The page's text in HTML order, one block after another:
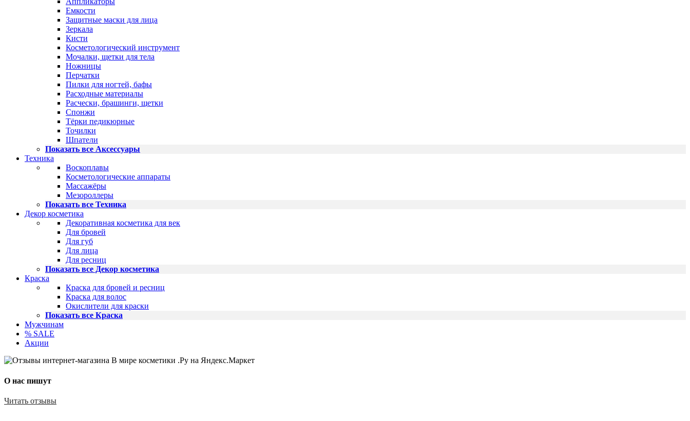
Емкости
Защитные маски для лица
Зеркала
Кисти
Косметологический инструмент
Мочалки, щетки для тела
Ножницы
Перчатки
Пилки для ногтей, бафы
Расходные материалы
Расчески, брашинги, щетки
Спонжи
Тёрки педикюрные
Точилки
Шпатели
Показать все Аксессуары
Техника
Воскоплавы
Косметологические аппараты
Массажёры
Мезороллеры
Показать все Техника
Декор косметика
Декоративная косметика для век
Для бровей
Для губ
Для лица
Для ресниц
Показать все Декор косметика
Краска
Краска для бровей и ресниц
Краска для волос
Окислители для краски
Показать все Краска
Мужчинам
% SALE
Акции
О нас пишут
Читать отзывы